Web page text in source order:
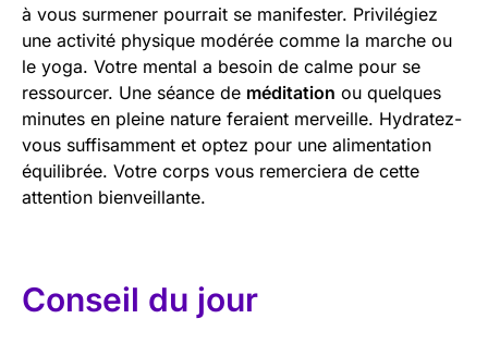
à vous surmener pourrait se manifester. Privilégiez
une activité physique modérée comme la marche ou
le yoga. Votre mental a besoin de calme pour se
ressourcer. Une séance de méditation ou quelques
minutes en pleine nature feraient merveille. Hydratez-
vous suffisamment et optez pour une alimentation
équilibrée. Votre corps vous remerciera de cette
attention bienveillante.
Conseil du jour